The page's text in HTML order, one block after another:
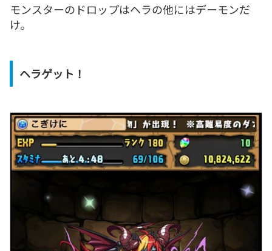
モンスターのドロップはヘラの他にはデーモンだ
け。
ヘラゲット！